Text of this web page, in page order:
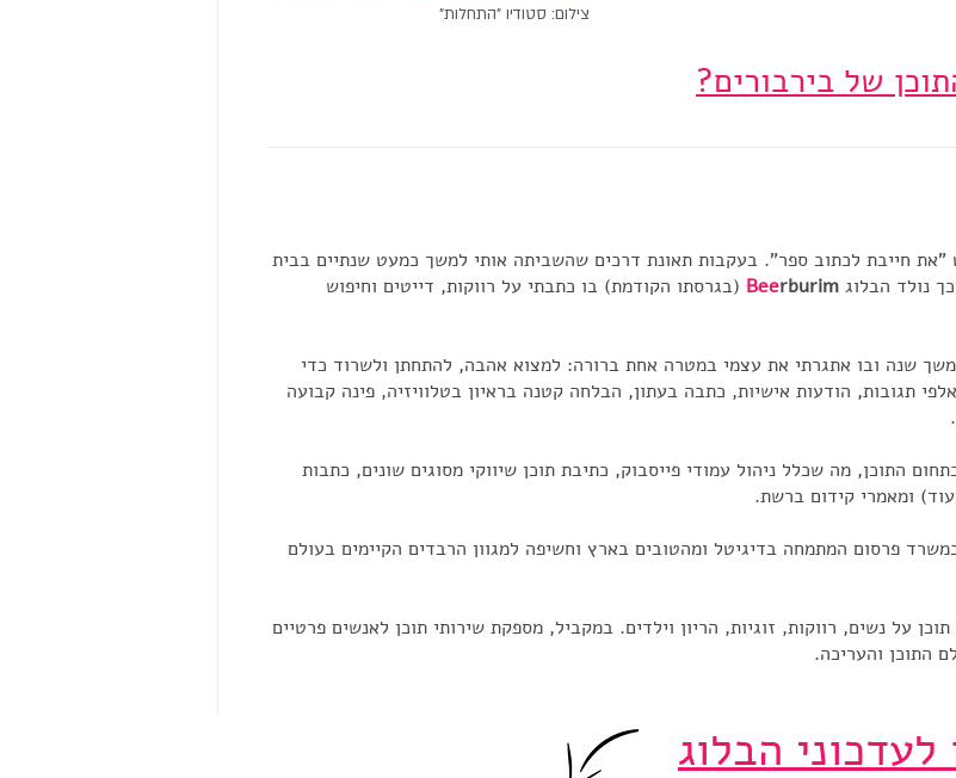
צילום: סטודיו "התחלות"
של בירבורים?
חייבת לכתוב ספר". בעקבות תאונת דרכים שהשביתה אותי למשך כמעט שנתיים בבית
נולד הבלוג
Beerburim
(בגרסתו הקודמת) בו כתבתי על רווקות, דייטים וחיפוש
שנה ובו אתגרתי את עצמי במטרה אחת ברורה: למצוא אהבה, להתחתן ולשרוד כדי
800,000 צפיות והוא גרר אלפי תגובות, הודעות אישיות, כתבה בעתון, הבלחה קטנה בראיון בטלוויזיה, פינה קבועה
התוכן, מה שכלל ניהול עמודי פייסבוק, כתיבת תוכן שיווקי מסוגים שונים, כתבות
ומאמרי קידום ברשת.
פרסום המתמחה בדיגיטל ומהטובים בארץ וחשיפה למגוון הרבדים הקיימים בעולם
על נשים, רווקות, זוגיות, הריון וילדים. במקביל, מספקת שירותי תוכן לאנשים פרטיים
התוכן והעריכה.
הבלוג